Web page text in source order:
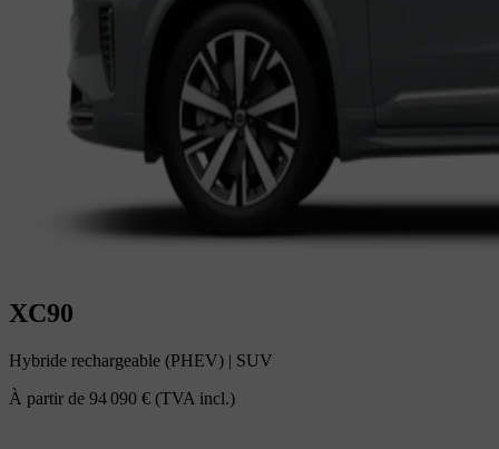
XC90
Hybride rechargeable (PHEV) | SUV
À partir de 94 090 € (TVA incl.)